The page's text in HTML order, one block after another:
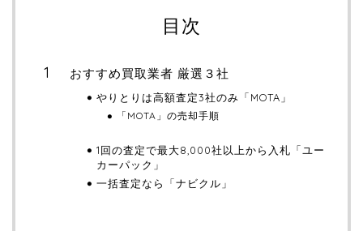
目次
おすすめ買取業者 厳選３社
やりとりは高額査定3社のみ「MOTA」
「MOTA」の売却手順
1回の査定で最大8,000社以上から入札「ユー
カーパック」
一括査定なら「ナビクル」